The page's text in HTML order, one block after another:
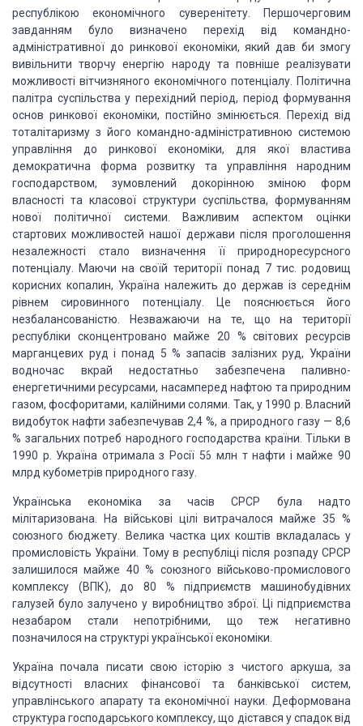
республікою економічного суверенітету. Першочерговим
завданням було визначено перехід від командно-
адміністративної до ринкової економіки, який дав би змогу
вивільнити творчу енергію народу та повніше реалізувати
можливості вітчизняного економічного потенціалу. Політична
палітра суспільства у перехідний період, період формування
основ ринкової економіки, постійно змінюється.
Перехід від
тоталітаризму з його командно-адміністративною системою
управління до ринкової економіки, для якої властива
демократична форма розвитку та управління народним
господарством, зумовлений докорінною зміною форм
власності та класової структури суспільства, формуванням
нової політичної системи. Важливим аспектом оцінки
стартових можливостей нашої держави після проголошення
незалежності стало визначення її природноресурсного
потенціалу. Маючи на своїй території понад 7 тис. родовищ
корисних копалин, Україна належить до держав із середнім
рівнем сировинного потенціалу.
Це пояснюється його
незбалансованістю. Незважаючи на те, що на території
республіки сконцентровано майже 20 % світових ресурсів
марганцевих руд і понад 5 % запасів залізних руд, України
водночас вкрай недостатньо забезпечена паливно-
енергетичними ресурсами, насамперед нафтою та природним
газом, фосфоритами, калійними солями. Так, у 1990 р. Власний
видобуток нафти забезпечував 2,4 %, а природного газу — 8,6
% загальних потреб народного господарства країни. Тільки в
1990 р. Україна отримала з Росії 56 млн т нафти і майже 90
млрд кубометрів природного газу.
Українська економіка за часів СРСР була надто
мілітаризована. На військові цілі витрачалося майже 35 %
союзного бюджету. Велика частка цих коштів вкладалась у
промисловість України. Тому в республіці після розпаду СРСР
залишилося майже 40 % союзного військово-промислового
комплексу (ВПК), до 80 % підприємств машинобудівних
галузей було залучено у виробництво зброї. Ці підприємства
незабаром стали непотрібними, що теж негативно
позначилося на структурі української економіки.
Україна почала писати свою історію з чистого аркуша, за
відсутності власних фінансової та банківської систем,
управлінського апарату та економічної науки. Деформована
структура господарського комплексу, що дістався у спадок від